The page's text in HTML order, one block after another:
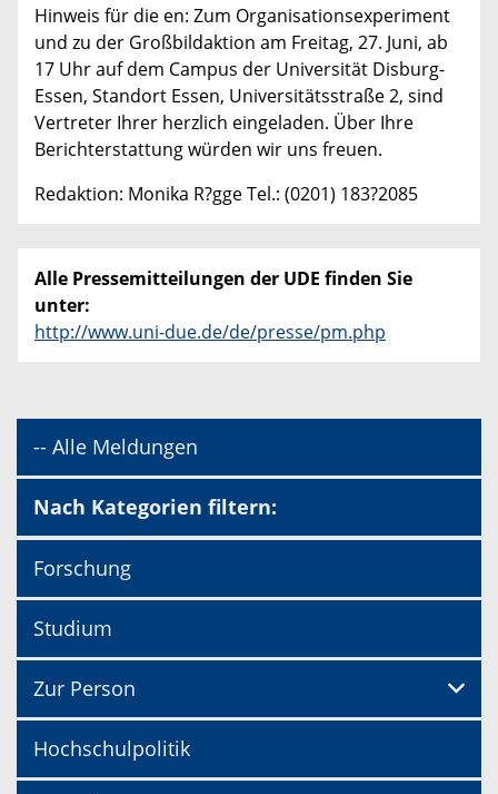
Hinweis für die en: Zum Organisationsexperiment
und zu der Großbildaktion am Freitag, 27. Juni, ab
17 Uhr auf dem Campus der Universität Disburg-
Essen, Standort Essen, Universitätsstraße 2, sind
Vertreter Ihrer herzlich eingeladen. Über Ihre
Berichterstattung würden wir uns freuen.
Redaktion: Monika R?gge Tel.: (0201) 183?2085
Alle Pressemitteilungen der UDE finden Sie
unter:
http://www.uni-due.de/de/presse/pm.php
-- Alle Meldungen
Nach Kategorien filtern:
Forschung
Studium
Zur Person
Hochschulpolitik